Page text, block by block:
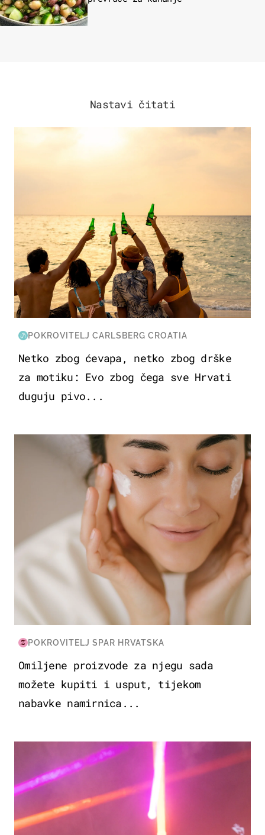
Nastavi čitati
POKROVITELJ CARLSBERG CROATIA
Netko zbog ćevapa, netko zbog drške
za motiku: Evo zbog čega sve Hrvati
duguju pivo...
MODA & LJEPOTA
POKROVITELJ SPAR HRVATSKA
Omiljene proizvode za njegu sada
možete kupiti i usput, tijekom
nabavke namirnica...
KULTURA & ZABAVA